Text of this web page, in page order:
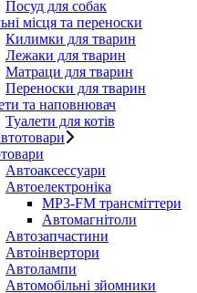
Посуд для собак
місця та переноски
Килимки для тварин
Лежаки для тварин
Матраци для тварин
Переноски для тварин
та наповнювач
Туалети для котів
Автоаксессуари
Автоелектроніка
MP3-FM трансміттери
Автомагнітоли
Автозапчастини
Автоінвертори
Автолампи
Автомобільні зйомники